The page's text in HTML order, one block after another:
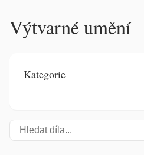
Výtvarné umění
Kategorie